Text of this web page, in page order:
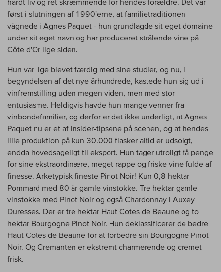
først i slutningen af 1990'erne, at familietraditionen
vågnede i Agnes Paquet - hun grundlagde sit eget domaine
under sit eget navn og har produceret strålende vine på
Côte d'Or lige siden.
Hun var lige blevet færdig med sine studier, og nu, i
begyndelsen af det nye århundrede, kastede hun sig ud i
vinfremstilling uden megen viden, men med stor
entusiasme. Heldigvis havde hun mange venner fra
vinbondefamilier, og derfor er det ikke underligt, at Agnes
Paquet nu er et af insider-tipsene på scenen, og at hendes
lille produktion på kun 30.000 flasker altid er udsolgt,
endda hovedsageligt til eksport. Hun tager utroligt få penge
for sine ekstraordinære, meget rappe og friske vine fulde af
finesse. Arketypisk fineste Pinot Noir! Kun 0,8 hektar
Pommard med 80 år gamle vinstokke. Tre hektar gamle
vinstokke med Pinot Noir og også Chardonnay i Auxey
Duresses. Der er tre hektar Haut Cotes de Beaune og to
hektar Bourgogne Pinot Noir. Hun deklassificerer de bedre
Haut Cotes de Beaune for at forbedre sin Bourgogne Pinot
Noir. Og Cremanten er ekstremt charmerende og cremet
frisk.